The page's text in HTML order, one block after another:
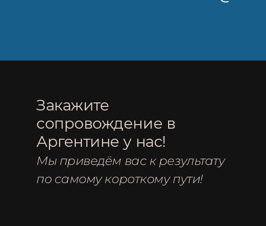
Закажите
сопровождение в
Аргентине у нас!
Мы приведём вас к результату
по самому короткому пути!